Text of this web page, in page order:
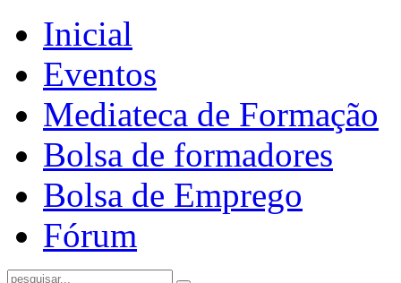
Inicial
Eventos
Mediateca de Formação
Bolsa de formadores
Bolsa de Emprego
Fórum